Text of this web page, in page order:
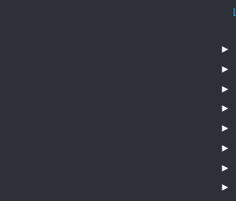
►
►
►
►
►
►
►
►